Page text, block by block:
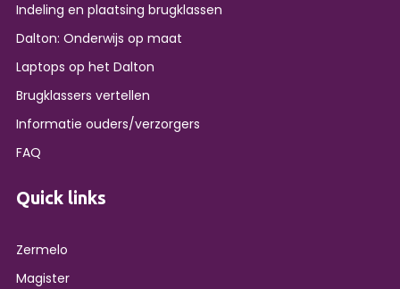
Indeling en plaatsing brugklassen
Dalton: Onderwijs op maat
Laptops op het Dalton
Brugklassers vertellen
Informatie ouders/verzorgers
FAQ
Quick links
Zermelo
Magister